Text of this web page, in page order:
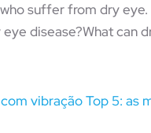
suffer from dry
disease?What can